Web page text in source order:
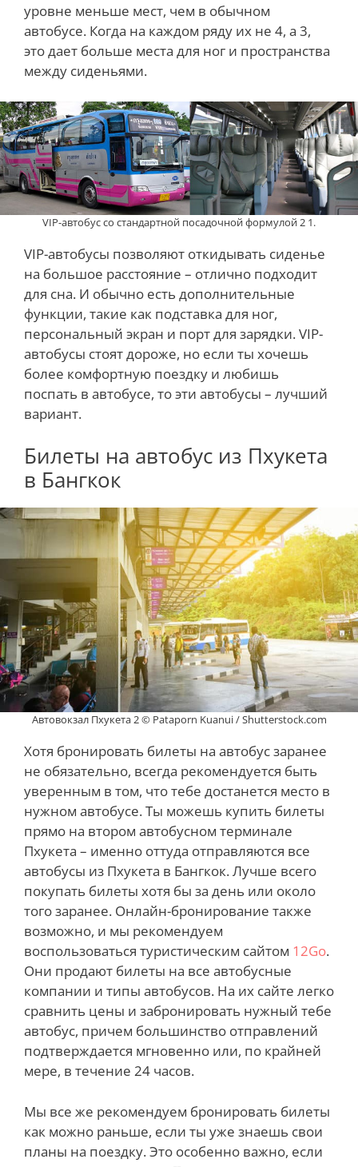
уровне меньше мест, чем в обычном
автобусе. Когда на каждом ряду их не 4, а 3,
это дает больше места для ног и пространства
между сиденьями.
VIP-автобус со стандартной посадочной формулой 2 1.
VIP-автобусы позволяют откидывать сиденье
на большое расстояние – отлично подходит
для сна. И обычно есть дополнительные
функции, такие как подставка для ног,
персональный экран и порт для зарядки. VIP-
автобусы стоят дороже, но если ты хочешь
более комфортную поездку и любишь
поспать в автобусе, то эти автобусы – лучший
вариант.
Билеты на автобус из Пхукета
в Бангкок
Автовокзал Пхукета 2 © Pataporn Kuanui / Shutterstock.com
Хотя бронировать билеты на автобус заранее
не обязательно, всегда рекомендуется быть
уверенным в том, что тебе достанется место в
нужном автобусе. Ты можешь купить билеты
прямо на втором автобусном терминале
Пхукета – именно оттуда отправляются все
автобусы из Пхукета в Бангкок. Лучше всего
покупать билеты хотя бы за день или около
того заранее. Онлайн-бронирование также
возможно, и мы рекомендуем
воспользоваться туристическим сайтом 12Go.
Они продают билеты на все автобусные
компании и типы автобусов. На их сайте легко
сравнить цены и забронировать нужный тебе
автобус, причем большинство отправлений
подтверждается мгновенно или, по крайней
мере, в течение 24 часов.
Мы все же рекомендуем бронировать билеты
как можно раньше, если ты уже знаешь свои
планы на поездку. Это особенно важно, если